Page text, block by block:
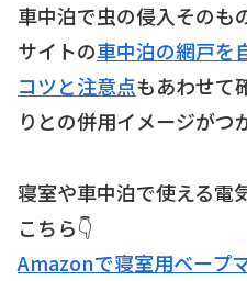
車中泊で虫の侵入そのも
サイトの車中泊の網戸を
コツと注意点もあわせて
りとの併用イメージがつ
寝室や車中泊で使える電
こちら👇
Amazonで寝室用ベープ